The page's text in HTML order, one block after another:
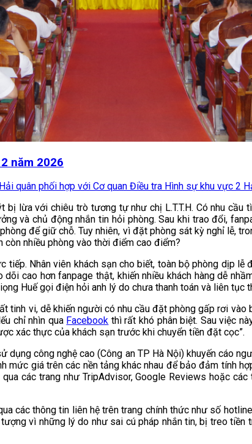
năm 2026
quân phối hợp với Cơ quan Điều tra Hình sự khu vực 2
lừa với chiêu trò tương tự như chị L.T.T.H. Có nhu cầu
và chủ động nhắn tin hỏi phòng. Sau khi trao đổi,
để giữ chỗ. Tuy nhiên, vì đặt phòng sát kỳ nghỉ lễ,
nhiều phòng vào thời điểm cao điểm?
Nhân viên khách sạn cho biết, toàn bộ phòng dịp
cao hơn fanpage thật, khiến nhiều khách hàng dễ
Huế gọi điện hỏi anh lý do chưa thanh toán và liên tục
tinh vi, dễ khiến người có nhu cầu đặt phòng gấp rơi
chỉ nhìn qua Facebook thì rất khó phân biệt. Sau việc
xác thực của khách sạn trước khi chuyển tiền đặt cọc”.
dụng công nghệ cao (Công an TP Hà Nội) khuyến cáo
giá trên các nền tảng khác nhau để bảo đảm tính
các trang như TripAdvisor, Google Reviews hoặc
các thông tin liên hệ trên trang chính thức như số
vì những lý do như sai cú pháp nhắn tin, bị treo